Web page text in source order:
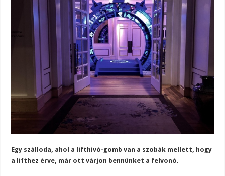
Egy szálloda, ahol a lifthívó-gomb van a szobák mellett, hogy
a lifthez érve, már ott várjon bennünket a felvonó.